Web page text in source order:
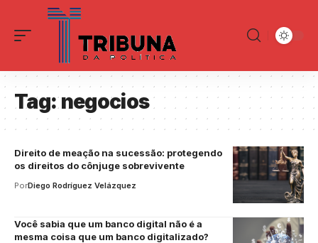
Tag:negocios
Direito de meação na sucessão: protegendo
os direitos do cônjuge sobrevivente
PorDiego Rodríguez Velázquez
Você sabia que um banco digital não é a
mesma coisa que um banco digitalizado?